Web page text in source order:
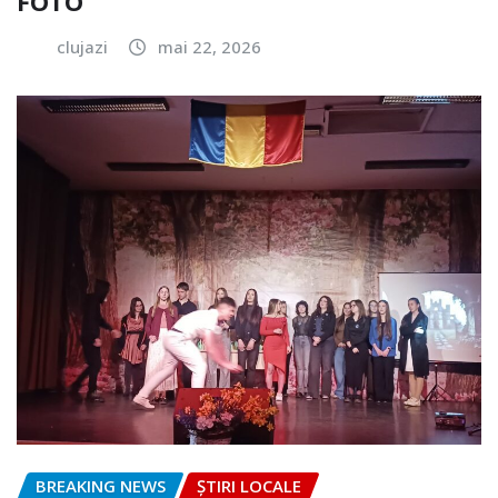
clujazi mai 22, 2026
BREAKING NEWS ȘTIRI LOCALE